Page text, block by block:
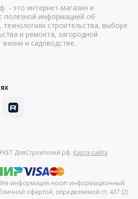
- это интернет-магазин и
полезной информацией об
технологиях строительства, выборе
и ремонта, загородной
и садоводстве.
ДляСтроителей.рф. Карта сайта
информация носит информационный
офертой, определяемой ст. 437 (2)